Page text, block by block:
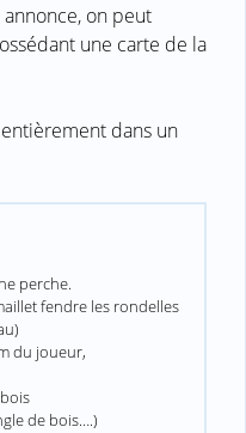
on peut
une carte de la
dans un
perche.
fendre les rondelles
du joueur,
de bois….)